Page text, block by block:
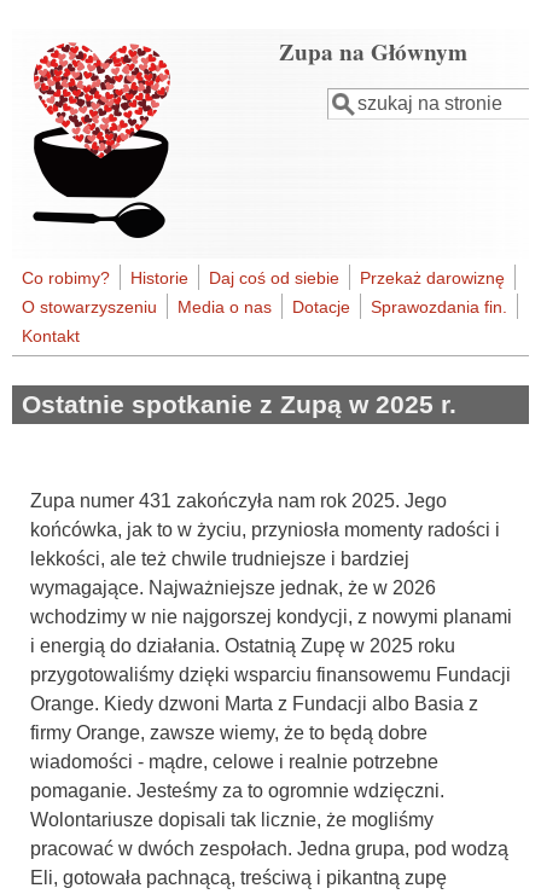
Zupa na Głównym
Formularz
Szukaj
Co robimy? Historie Daj coś od siebie
Przekaż darowiznę
O stowarzyszeniu
Media o nas Dotacje
Sprawozdania fin.
Kontakt
Ostatnie spotkanie z Zupą w 2025 r.
Zupa numer 431 zakończyła nam rok 2025. Jego
końcówka, jak to w życiu, przyniosła momenty radości i
lekkości, ale też chwile trudniejsze i bardziej
wymagające. Najważniejsze jednak, że w 2026
wchodzimy w nie najgorszej kondycji, z nowymi planami
i energią do działania. Ostatnią Zupę w 2025 roku
przygotowaliśmy dzięki wsparciu finansowemu Fundacji
Orange. Kiedy dzwoni Marta z Fundacji albo Basia z
firmy Orange, zawsze wiemy, że to będą dobre
wiadomości - mądre, celowe i realnie potrzebne
pomaganie. Jesteśmy za to ogromnie wdzięczni.
Wolontariusze dopisali tak licznie, że mogliśmy
pracować w dwóch zespołach. Jedna grupa, pod wodzą
Eli, gotowała pachnącą, treściwą i pikantną zupę